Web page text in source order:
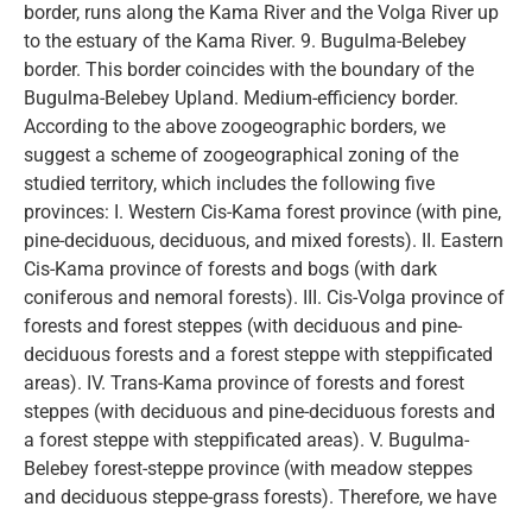
border, runs along the Kama River and the Volga River up
to the estuary of the Kama River. 9. Bugulma-Belebey
border. This border coincides with the boundary of the
Bugulma-Belebey Upland. Medium-efficiency border.
According to the above zoogeographic borders, we
suggest a scheme of zoogeographical zoning of the
studied territory, which includes the following five
provinces: I. Western Cis-Kama forest province (with pine,
pine-deciduous, deciduous, and mixed forests). II. Eastern
Cis-Kama province of forests and bogs (with dark
coniferous and nemoral forests). III. Cis-Volga province of
forests and forest steppes (with deciduous and pine-
deciduous forests and a forest steppe with steppificated
areas). IV. Trans-Kama province of forests and forest
steppes (with deciduous and pine-deciduous forests and
a forest steppe with steppificated areas). V. Bugulma-
Belebey forest-steppe province (with meadow steppes
and deciduous steppe-grass forests). Therefore, we have